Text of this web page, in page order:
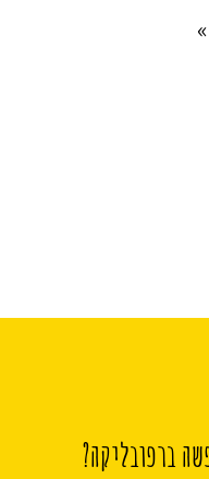
ברפובליקה?